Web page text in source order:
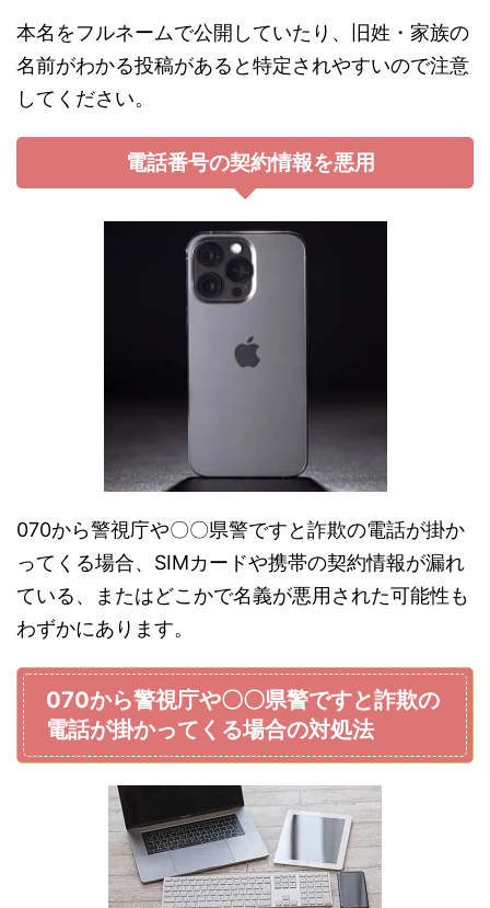
本名をフルネームで公開していたり、旧姓・家族の
名前がわかる投稿があると特定されやすいので注意
してください。
電話番号の契約情報を悪用
070から警視庁や〇〇県警ですと詐欺の電話が掛か
ってくる場合、SIMカードや携帯の契約情報が漏れ
ている、またはどこかで名義が悪用された可能性も
わずかにあります。
070から警視庁や〇〇県警ですと詐欺の
電話が掛かってくる場合の対処法